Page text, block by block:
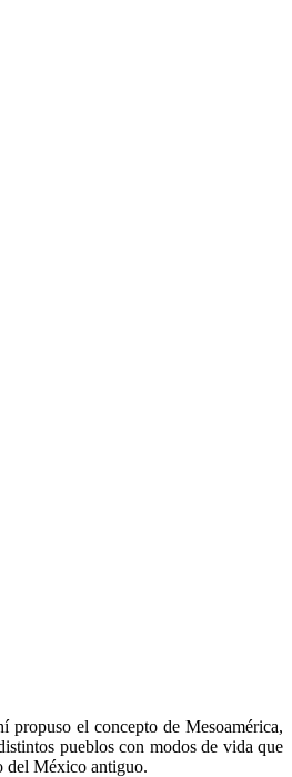
propuso el concepto de Mesoamérica,
pueblos con modos de vida que
del México antiguo.